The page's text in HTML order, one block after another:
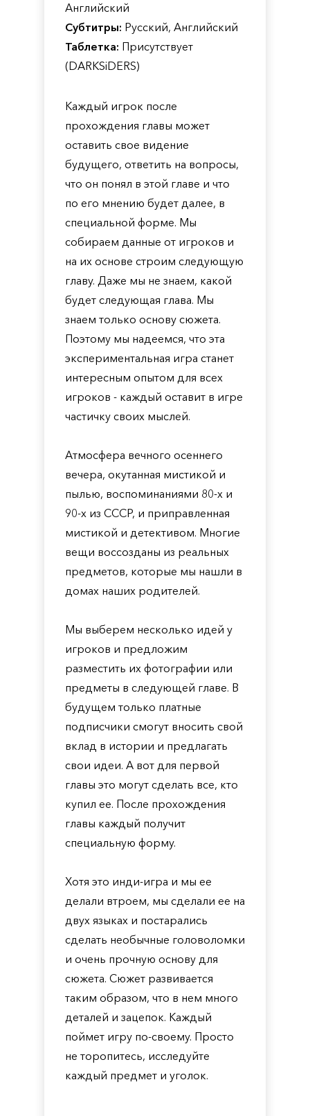
Английский
Субтитры: Русский, Английский
Таблетка: Присутствует
(DARKSiDERS)
Каждый игрок после
прохождения главы может
оставить свое видение
будущего, ответить на вопросы,
что он понял в этой главе и что
по его мнению будет далее, в
специальной форме. Мы
собираем данные от игроков и
на их основе строим следующую
главу. Даже мы не знаем, какой
будет следующая глава. Мы
знаем только основу сюжета.
Поэтому мы надеемся, что эта
экспериментальная игра станет
интересным опытом для всех
игроков - каждый оставит в игре
частичку своих мыслей.
Атмосфера вечного осеннего
вечера, окутанная мистикой и
пылью, воспоминаниями 80-х и
90-х из СССР, и приправленная
мистикой и детективом. Многие
вещи воссозданы из реальных
предметов, которые мы нашли в
домах наших родителей.
Мы выберем несколько идей у
игроков и предложим
разместить их фотографии или
предметы в следующей главе. В
будущем только платные
подписчики смогут вносить свой
вклад в истории и предлагать
свои идеи. А вот для первой
главы это могут сделать все, кто
купил ее. После прохождения
главы каждый получит
специальную форму.
Хотя это инди-игра и мы ее
делали втроем, мы сделали ее на
двух языках и постарались
сделать необычные головоломки
и очень прочную основу для
сюжета. Сюжет развивается
таким образом, что в нем много
деталей и зацепок. Каждый
поймет игру по-своему. Просто
не торопитесь, исследуйте
каждый предмет и уголок.